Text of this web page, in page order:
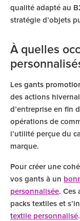
qualité adapté au
stratégie d’objets
À quelles
Les gants
des actions
d’entreprise en fin
opérations de
l’utilité perçue du
marque.
Pour créer une
vos gants à un
personnalisée. Ces
packs textiles et
textile personnalisé.